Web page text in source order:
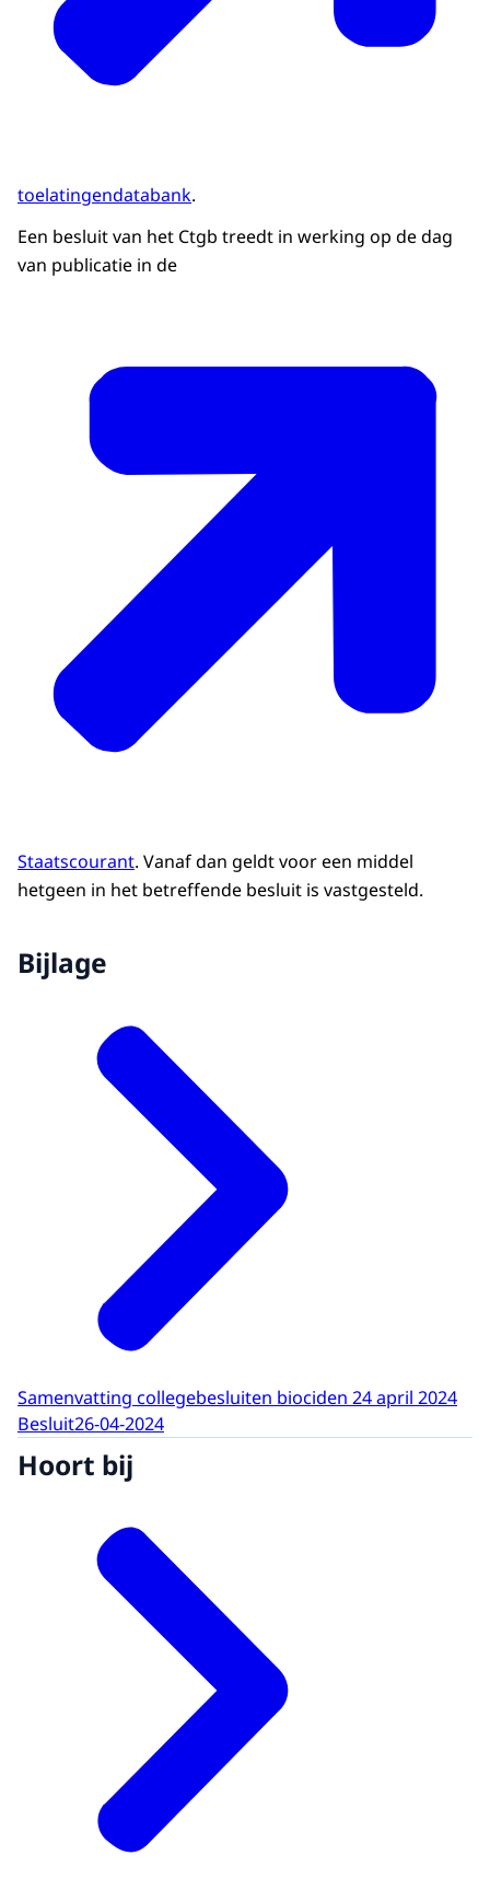
toelatingendatabank.
Een besluit van het Ctgb treedt in werking op de dag
van publicatie in de
Staatscourant. Vanaf dan geldt voor een middel
hetgeen in het betreffende besluit is vastgesteld.
Bijlage
Samenvatting collegebesluiten biociden 24 april 2024
Besluit26-04-2024
Hoort bij